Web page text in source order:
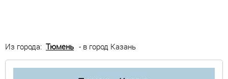
Из города: Тюмень - в город Казань